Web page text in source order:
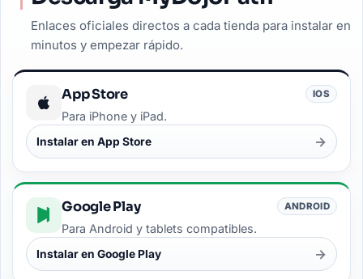
Enlaces oficiales directos a cada tienda para instalar en
minutos y empezar rápido.
App Store IOS
Para iPhone y iPad.
Instalar en App Store →
Google Play ANDROID
Para Android y tablets compatibles.
Instalar en Google Play →